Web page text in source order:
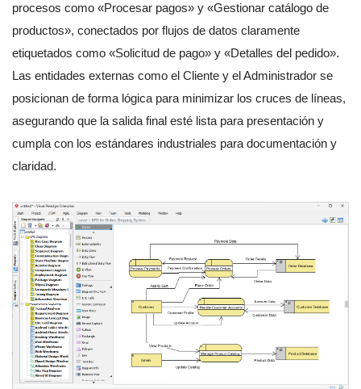
procesos como «Procesar pagos» y «Gestionar catálogo de
productos», conectados por flujos de datos claramente
etiquetados como «Solicitud de pago» y «Detalles del pedido».
Las entidades externas como el Cliente y el Administrador se
posicionan de forma lógica para minimizar los cruces de líneas,
asegurando que la salida final esté lista para presentación y
cumpla con los estándares industriales para documentación y
claridad.